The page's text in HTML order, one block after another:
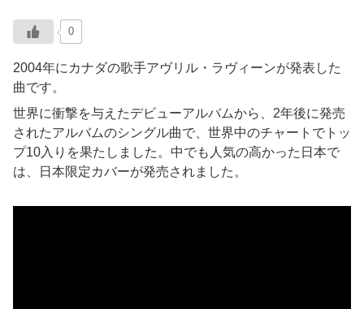
0
2004年にカナダの歌手アヴリル・ラヴィーンが発表した
曲です。
世界に衝撃を与えたデビューアルバムから、2年後に発売
されたアルバムのシングル曲で、世界中のチャートでトッ
プ10入りを果たしました。中でも人気の高かった日本で
は、日本限定カバーが発売されました。